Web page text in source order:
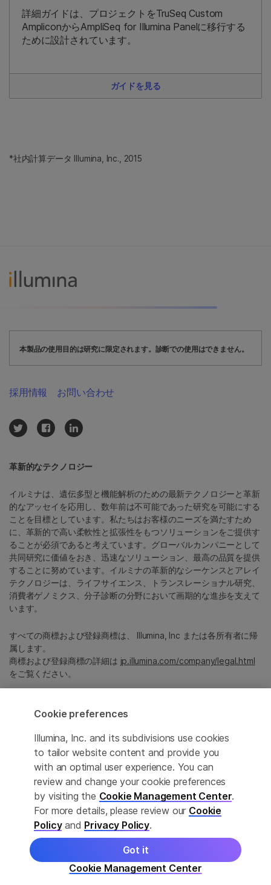
詳細ガイドは、プロジェクトをTruSeq Custom
AmpliconからAmpliSeq for Illumina Panelに移行する
ために設計されています。
ガイドを見る
*社内計算データ Illumina, Inc., 2015
本製品の使用目的は研究に限定されます。診断での使用はできません。
このページは機械翻訳を利用しております。なるべく正確な翻訳を
提供するために合理的な努力をしていますが、完全に正確な翻訳と
は限りませんので、あらかじめご了承ください。公式なコンテンツ
は英語版となります。
革新的なテクノロジー
イルミナは、遺伝多型と機能解析のための最新テクノロジーと革新
的なアッセイを応用し、数年前は不可能であった研究を可能にする
ことを目標としています。私たちはお客様のニーズを満たすため
に、革新的で高い柔軟性と拡張性をもつソリューションをご提供す
ることが必須であると考えています。グローバルカンパニーとして
共同研究に価値をおき、迅速なソリューション、最高の品質を提供
することに努めています。イルミナの革新的なシーケンスとアレイ
テクノロジーは、ライフサイエンス、トランスレーショナル研究、
消費者ゲノミクス、分子診断の分野において画期的な進歩を支えて
います。
すべての商標および登録商標は、 Illumina, Inc または各所有者に帰
属します。
商標および登録商標の詳細は jp.illumina.com/company/legal.html
をご覧ください。
Cookie Management Center
プライバシーポリシ
採用情報 お問い合わせ
© 2026 Illumina, Inc. All rights reserved.
Cookie preferences
Illumina, Inc. and its subdivisions use cookies
to tailor website content and provide you
with an optimal user experience. You can
review and change your cookie preferences
by visiting the Cookie Management Center.
For more details, please review our Cookie
Policyand Privacy Policy.
Cookie Management Center
Got it